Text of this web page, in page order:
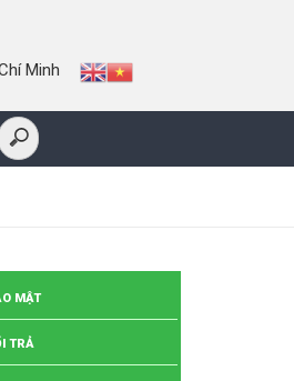
Minh
MẬT
TRẢ